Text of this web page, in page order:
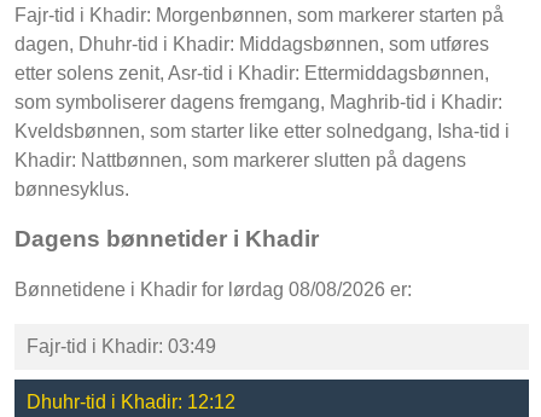
Fajr-tid i Khadir: Morgenbønnen, som markerer starten på
dagen, Dhuhr-tid i Khadir: Middagsbønnen, som utføres
etter solens zenit, Asr-tid i Khadir: Ettermiddagsbønnen,
som symboliserer dagens fremgang, Maghrib-tid i Khadir:
Kveldsbønnen, som starter like etter solnedgang, Isha-tid i
Khadir: Nattbønnen, som markerer slutten på dagens
bønnesyklus.
Dagens bønnetider i Khadir
Bønnetidene i Khadir for lørdag 08/08/2026 er:
Fajr-tid i Khadir: 03:49
Dhuhr-tid i Khadir: 12:12